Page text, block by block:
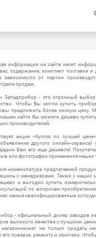
информация на сайте несет
содержание, комплект поставки
зависимости от партии
продаж.
Западприбор - это огромный
Чтобы Вы могли купить
предложить более низкую
сайте Вы можете дешево
производителей.
акция «Куплю по лучшей
другого онлайн-сервиса)
Вам его еще дешевле!
или фотографии применения наших
номенклатура предлагаемой
с менеджерами. Также у
и выгодно купить
по вопросам
самые квалифицированные
- официальный дилер заводов
высокого качества с лучшими
не только продать
его поверке, ремонту и монтажу.